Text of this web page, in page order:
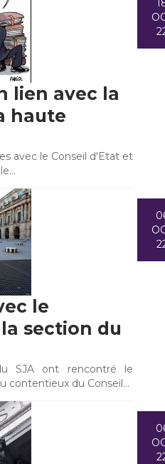
lien avec la
haute
avec le Conseil d'Etat et
le
section du
SJA ont rencontré le
contentieux du Conseil…